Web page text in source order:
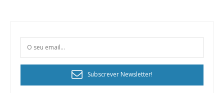
Subscrever Newsletter!